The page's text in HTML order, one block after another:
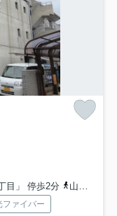
目」 停歩2分
山陽本線「西明石」駅 バス20分 「王塚台７丁目」 停歩2分
ファイバー